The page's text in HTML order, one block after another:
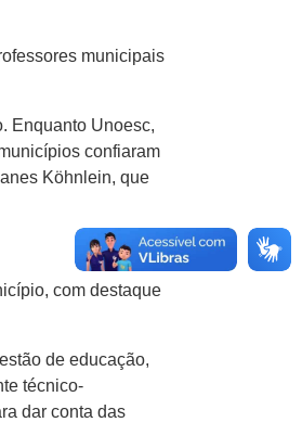
municipais
Enquanto Unoesc,
confiaram
Köhnlein, que
com destaque
de educação,
técnico-
dar conta das